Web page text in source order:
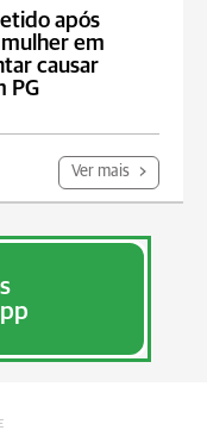
após
em
causar
PG
Ver mais